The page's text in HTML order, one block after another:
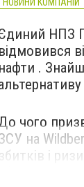
НПЗ
відмовився
нафти .
чого
на
збитків і